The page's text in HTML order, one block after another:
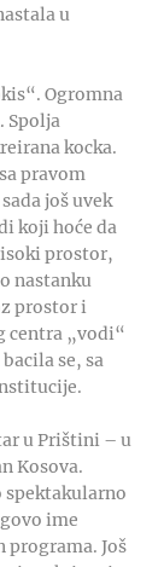
u
Ogromna
Spolja
kocka.
pravom
još uvek
koji hoće da
prostor,
nastanku
prostor i
centra „vodi“
se, sa
u Prištini – u
Kosova.
spektakularno
ime
Još